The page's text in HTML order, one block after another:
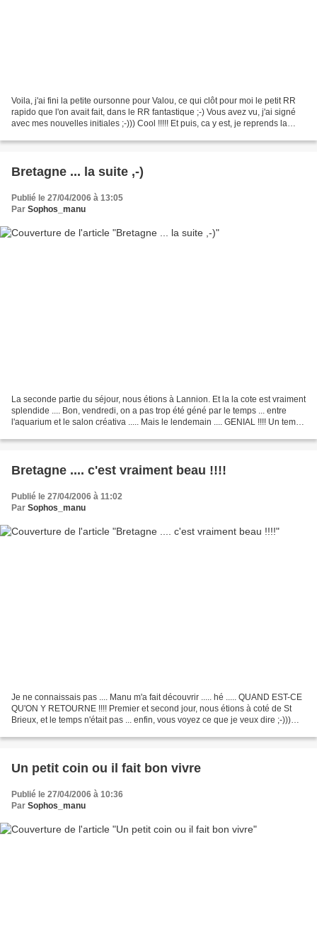
Voila, j'ai fini la petite oursonne pour Valou, ce qui clôt pour moi le petit RR
rapido que l'on avait fait, dans le RR fantastique ;-) Vous avez vu, j'ai signé
avec mes nouvelles initiales ;-))) Cool !!!!! Et puis, ca y est, je reprends la
Bretagne ... la suite ,-)
Publié le 27/04/2006 à 13:05
Par Sophos_manu
La seconde partie du séjour, nous étions à Lannion. Et la la cote est vraiment
splendide .... Bon, vendredi, on a pas trop été géné par le temps ... entre
l'aquarium et le salon créativa ..... Mais le lendemain .... GENIAL !!!! Un temps
Bretagne .... c'est vraiment beau !!!!
Publié le 27/04/2006 à 11:02
Par Sophos_manu
Je ne connaissais pas .... Manu m'a fait découvrir ..... hé ..... QUAND EST-CE
QU'ON Y RETOURNE !!!! Premier et second jour, nous étions à coté de St
Brieux, et le temps n'était pas ... enfin, vous voyez ce que je veux dire ;-)))
Un petit coin ou il fait bon vivre
Publié le 27/04/2006 à 10:36
Par Sophos_manu